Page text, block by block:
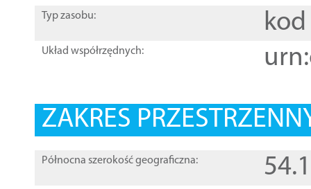
Typ zasobu: kod
Układ współrzędnych:
ZAKRES
Północna szerokość geograficzna: